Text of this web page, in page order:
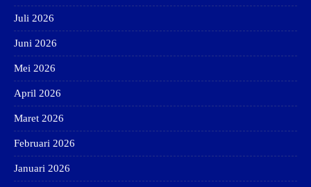
Juli 2026
Juni 2026
Mei 2026
April 2026
Maret 2026
Februari 2026
Januari 2026